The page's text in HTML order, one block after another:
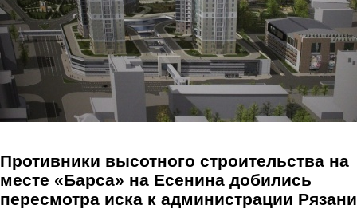
Противники высотного строительства на
месте «Барса» на Есенина добились
пересмотра иска к администрации Рязани